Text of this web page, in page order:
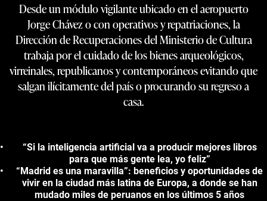
Desde un módulo vigilante ubicado en el aeropuerto
Jorge Chávez o con operativos y repatriaciones, la
Dirección de Recuperaciones del Ministerio de Cultura
trabaja por el cuidado de los bienes arqueológicos,
virreinales, republicanos y contemporáneos evitando que
salgan ilícitamente del país o procurando su regreso a
casa.
“Si la inteligencia artificial va a producir mejores libros
para que más gente lea, yo feliz”
“Madrid es una maravilla”: beneficios y oportunidades de
vivir en la ciudad más latina de Europa, a donde se han
mudado miles de peruanos en los últimos 5 años